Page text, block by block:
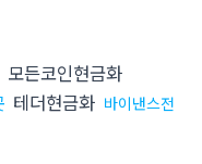
모든코인현금화
테더현금화 바이낸스전